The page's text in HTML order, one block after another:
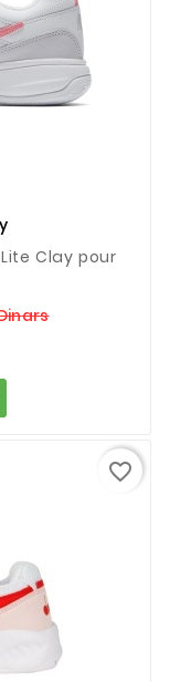
Clay pour
Prix
Prix
favorite_border